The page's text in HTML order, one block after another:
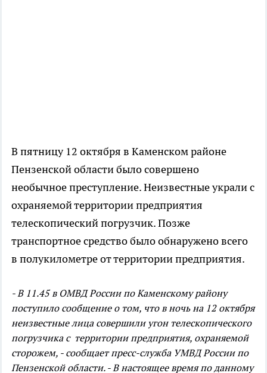
В пятницу 12 октября в Каменском районе
Пензенской области было совершено
необычное преступление. Неизвестные украли с
охраняемой территории предприятия
телескопический погрузчик. Позже
транспортное средство было обнаружено всего
в полукилометре от территории предприятия.
- В 11.45 в ОМВД России по Каменскому району
поступило сообщение о том, что в ночь на 12 октября
неизвестные лица совершили угон телескопического
погрузчика с территории предприятия, охраняемой
сторожем, - сообщает пресс-служба УМВД России по
Пензенской области. - В настоящее время по данному